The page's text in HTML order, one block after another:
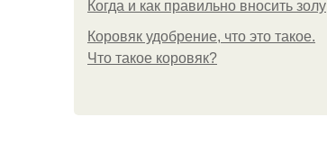
Когда и как правильно вносить золу
Коровяк удобрение, что это такое.
Что такое коровяк?